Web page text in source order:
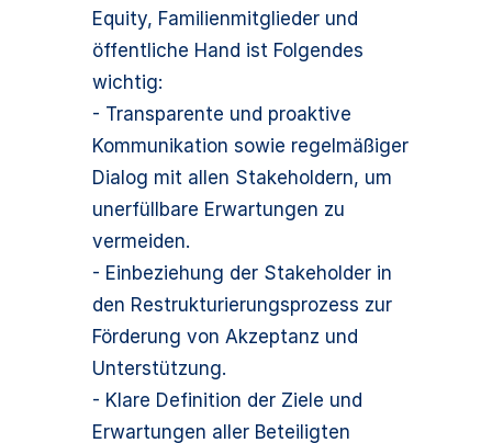
Equity, Familienmitglieder und
öffentliche Hand ist Folgendes
wichtig:
- Transparente und proaktive
Kommunikation sowie regelmäßiger
Dialog mit allen Stakeholdern, um
unerfüllbare Erwartungen zu
vermeiden.
- Einbeziehung der Stakeholder in
den Restrukturierungsprozess zur
Förderung von Akzeptanz und
Unterstützung.
- Klare Definition der Ziele und
Erwartungen aller Beteiligten